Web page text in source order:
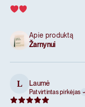
Apie produktą
Žarnynui
L Laumė
Patvirtintas pirkėjas